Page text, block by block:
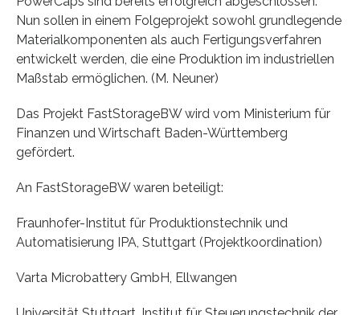
Nun sollen in einem Folgeprojekt sowohl grundlegende
Materialkomponenten als auch Fertigungsverfahren
entwickelt werden, die eine Produktion im industriellen
Maßstab ermöglichen. (M. Neuner)
Das Projekt FastStorageBW wird vom Ministerium für
Finanzen und Wirtschaft Baden-Württemberg
gefördert.
An FastStorageBW waren beteiligt:
Fraunhofer-Institut für Produktionstechnik und
Automatisierung IPA, Stuttgart (Projektkoordination)
Varta Microbattery GmbH, Ellwangen